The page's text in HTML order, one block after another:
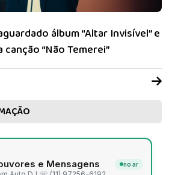
álbum “Altar Invisível” e
“Não Temerei”